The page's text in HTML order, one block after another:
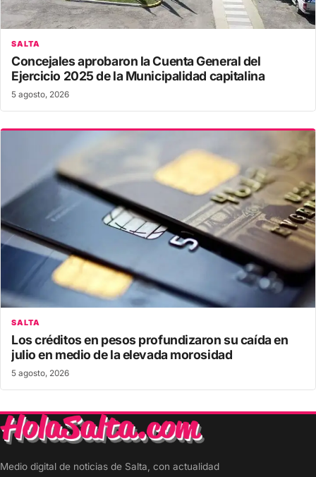
SALTA
Concejales aprobaron la Cuenta General del
Ejercicio 2025 de la Municipalidad capitalina
5 agosto, 2026
SALTA
Los créditos en pesos profundizaron su caída en
julio en medio de la elevada morosidad
5 agosto, 2026
Medio digital de noticias de Salta, con actualidad